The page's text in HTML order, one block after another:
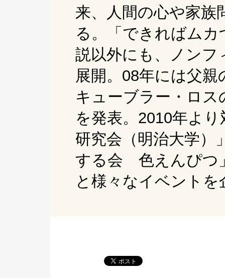
来、人間の心や家族
る。「できればム
説以外にも、ノンフ
展開。08年には父
キューブラー・ロ
を発表。2010年よ
研究会（明治大学）
する会 色えんぴつ
と様々なイベント